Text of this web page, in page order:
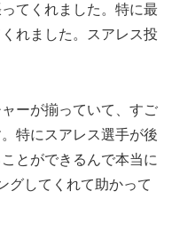
てくれました。特に最
れました。スアレス投
ーが揃っていて、すご
特にスアレス選手が後
とができるんで本当に
グしてくれて助かって